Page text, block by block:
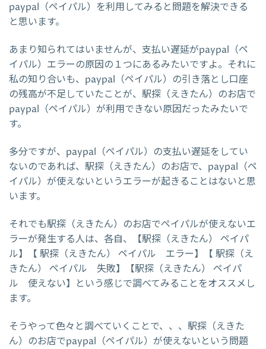
paypal（ペイパル）を利用してみると問題を解決できる
と思います。
あまり知られてはいませんが、支払い遅延がpaypal（ペ
イパル）エラーの原因の１つにあるみたいですよ。それに
私の知り合いも、paypal（ペイパル）の引き落とし口座
の残高が不足していたことが、駅探（えきたん）のお店で
paypal（ペイパル）が利用できない原因だったみたいで
す。
多分ですが、paypal（ペイパル）の支払い遅延をしてい
ないのであれば、駅探（えきたん）のお店で、paypal（ペ
イパル）が使えないというエラーが起きることはないと思
います。
それでも駅探（えきたん）のお店でペイパルが使えないエ
ラーが発生する人は、各自、【駅探（えきたん） ペイパ
ル】【 駅探（えきたん） ペイパル エラー】【 駅探（え
きたん） ペイパル 失敗】【駅探（えきたん） ペイパ
ル 使えない】という感じで調べてみることをオススメし
ます。
そうやって色々と調べていくことで、、、駅探（えきた
ん）のお店でpaypal（ペイパル）が使えないという問題